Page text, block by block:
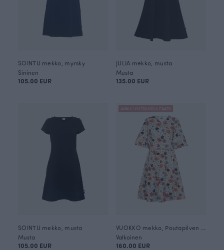
SOINTU mekko, myrsky
Sininen
105.00 EUR
JULIA mekko, musta
Musta
135.00 EUR
SOINTU mekko, musta
Musta
105.00 EUR
ANNULI VIHERJUURI X PAAPII
Valkoinen
160.00 EUR